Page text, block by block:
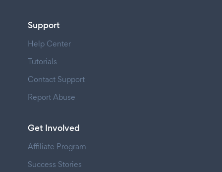
Support
Help Center
Tutorials
Contact Support
Report Abuse
Get Involved
Affiliate Program
Success Stories